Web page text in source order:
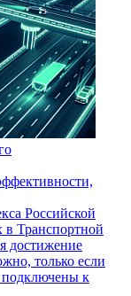
Российской
в Транспортной
достижение
только если
подключены к